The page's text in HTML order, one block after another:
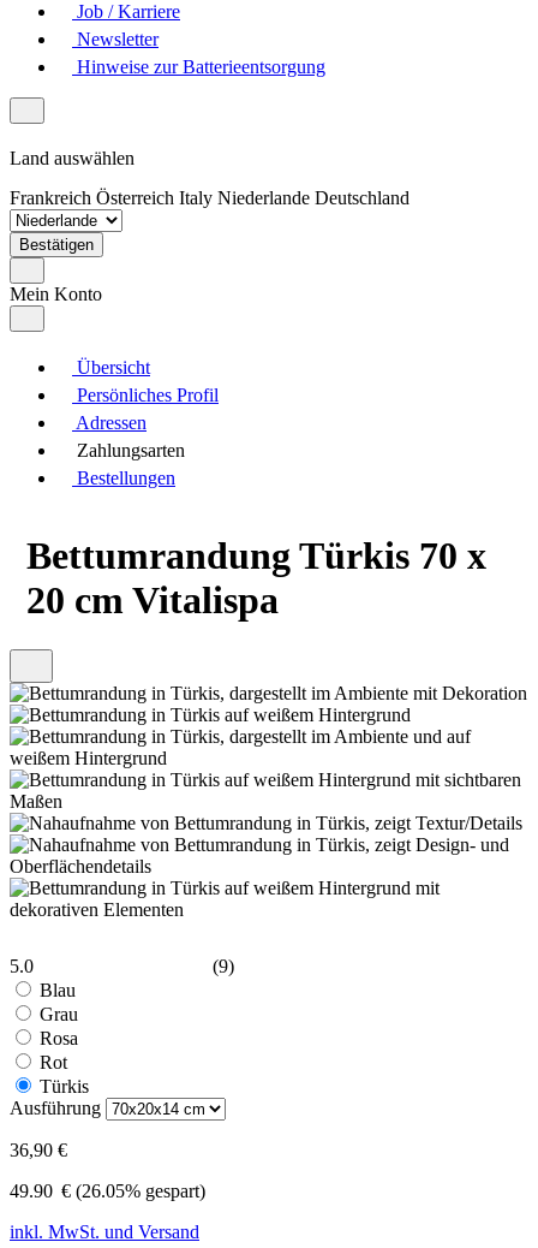
Job / Karriere
Newsletter
Hinweise zur Batterieentsorgung
Land auswählen
Frankreich Österreich Italy Niederlande Deutschland
Bestätigen
Mein Konto
Übersicht
Persönliches Profil
Adressen
Zahlungsarten
Bestellungen
Bettumrandung Türkis 70 x
20 cm Vitalispa
5.0
(9)
Blau
Grau
Rosa
Rot
Türkis
Ausführung
36,90 €
49.90 € (26.05% gespart)
inkl. MwSt. und Versand